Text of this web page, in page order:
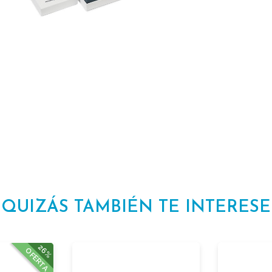
QUIZÁS TAMBIÉN TE INTERESE
26%
OFERTA